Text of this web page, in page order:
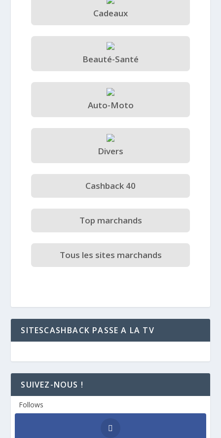
Cadeaux
Beauté-Santé
Auto-Moto
Divers
Cashback 40
Top marchands
Tous les sites marchands
SITESCASHBACK PASSE A LA TV
SUIVEZ-NOUS !
Follows